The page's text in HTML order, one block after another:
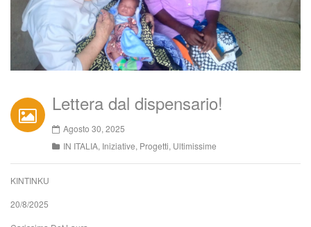
Lettera dal dispensario!
Agosto 30, 2025
IN ITALIA, Iniziative, Progetti, Ultimissime
KINTINKU
20/8/2025